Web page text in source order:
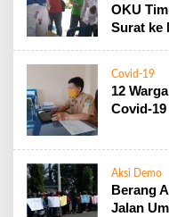
OKU
Surat ke
Covid-19
12
Covid-
Aksi Demo
Berang
Jalan